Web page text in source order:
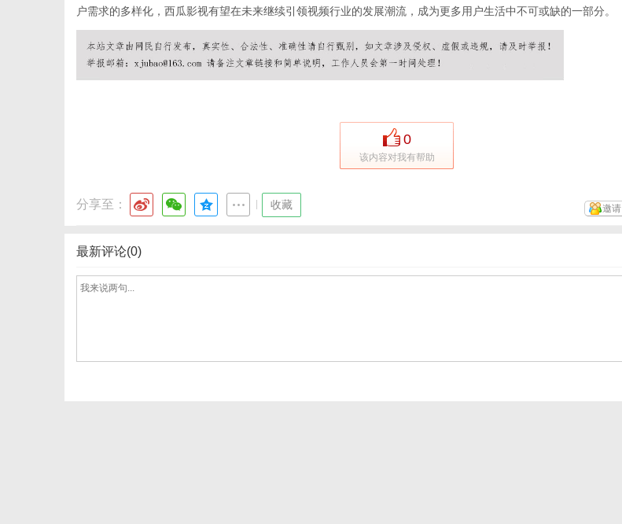
户需求的多样化，西瓜影视有望在未来继续引领视频行业的发展潮流，成为更多用户生活中不可或缺的一部分。
0
该内容对我有帮助
分享至： 收藏 邀请
最新评论(0)